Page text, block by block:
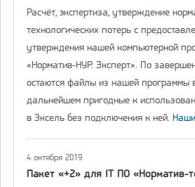
Расчёт, экспертиза, утверждение
технологических потерь с
утверждения нашей компьютерной
«Норматив-НУР. Эксперт». По
остаются файлы из нашей программы
дальнейшем пригодные к
в Эксель без подключения к ней.
4 октября 2019
Пакет «+2» для IT ПО «Норматив-